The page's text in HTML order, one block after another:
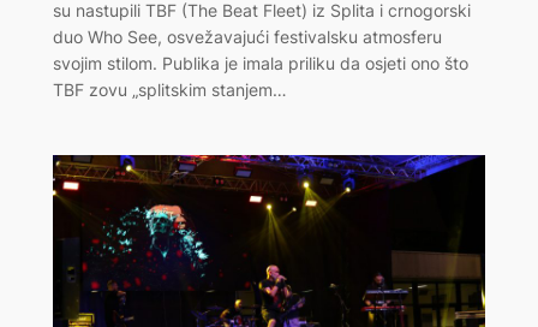
su nastupili TBF (The Beat Fleet) iz Splita i crnogorski
duo Who See, osvežavajući festivalsku atmosferu
svojim stilom. Publika je imala priliku da osjeti ono što
TBF zovu „splitskim stanjem…